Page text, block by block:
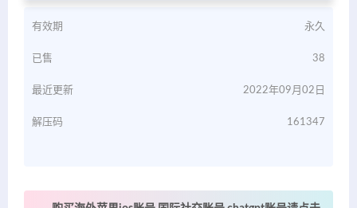
有效期 永久
已售 38
最近更新 2022年09月02日
解压码 161347